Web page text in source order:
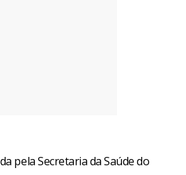
pela Secretaria da Saúde do